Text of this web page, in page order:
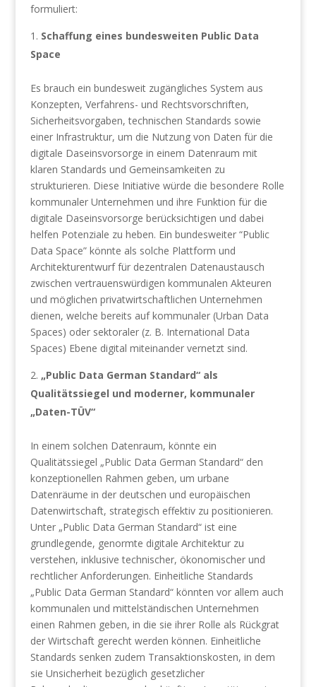
formuliert:
Schaffung eines bundesweiten Public Data
Space
Es brauch ein bundesweit zugängliches System aus
Konzepten, Verfahrens- und Rechtsvorschriften,
Sicherheitsvorgaben, technischen Standards sowie
einer Infrastruktur, um die Nutzung von Daten für die
digitale Daseinsvorsorge in einem Datenraum mit
klaren Standards und Gemeinsamkeiten zu
strukturieren. Diese Initiative würde die besondere Rolle
kommunaler Unternehmen und ihre Funktion für die
digitale Daseinsvorsorge berücksichtigen und dabei
helfen Potenziale zu heben. Ein bundesweiter “Public
Data Space” könnte als solche Plattform und
Architekturentwurf für dezentralen Datenaustausch
zwischen vertrauenswürdigen kommunalen Akteuren
und möglichen privatwirtschaftlichen Unternehmen
dienen, welche bereits auf kommunaler (Urban Data
Spaces) oder sektoraler (z. B. International Data
Spaces) Ebene digital miteinander vernetzt sind.
„Public Data German Standard“ als
Qualitätssiegel und moderner, kommunaler
„Daten-TÜV“
In einem solchen Datenraum, könnte ein
Qualitätssiegel „Public Data German Standard“ den
konzeptionellen Rahmen geben, um urbane
Datenräume in der deutschen und europäischen
Datenwirtschaft, strategisch effektiv zu positionieren.
Unter „Public Data German Standard“ ist eine
grundlegende, genormte digitale Architektur zu
verstehen, inklusive technischer, ökonomischer und
rechtlicher Anforderungen. Einheitliche Standards
„Public Data German Standard“ könnten vor allem auch
kommunalen und mittelständischen Unternehmen
einen Rahmen geben, in die sie ihrer Rolle als Rückgrat
der Wirtschaft gerecht werden können. Einheitliche
Standards senken zudem Transaktionskosten, in dem
sie Unsicherheit bezüglich gesetzlicher